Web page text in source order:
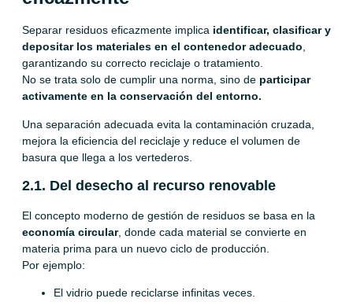
Separar residuos eficazmente implica identificar, clasificar y
depositar los materiales en el contenedor adecuado
garantizando su correcto reciclaje o tratamiento.
No se trata solo de cumplir una norma, sino de participar
activamente en la conservación del entorno.
Una separación adecuada evita la contaminación cruzada,
mejora la eficiencia del reciclaje y reduce el volumen de
basura que llega a los vertederos.
2.1. Del desecho al recurso renovable
El concepto moderno de gestión de residuos se basa en la
economía circular, donde cada material se convierte en
materia prima para un nuevo ciclo de producción.
Por ejemplo:
El vidrio puede reciclarse infinitas veces.